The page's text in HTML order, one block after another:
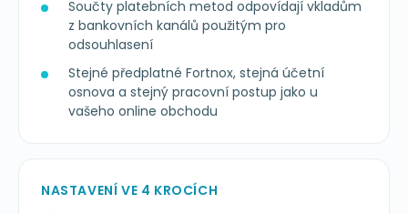
Součty platebních metod odpovídají vkladům
z bankovních kanálů použitým pro
odsouhlasení
Stejné předplatné Fortnox, stejná účetní
osnova a stejný pracovní postup jako u
vašeho online obchodu
NASTAVENÍ VE 4 KROCÍCH